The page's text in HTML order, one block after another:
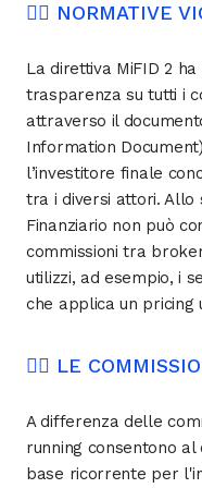
👨‍⚖️ NORMATIVE
La direttiva MiFID 2
trasparenza su tutti i
attraverso il
Information
l’investitore finale
tra i diversi attori. Allo
Finanziario non può
commissioni tra
utilizzi, ad esempio, i
che applica un pricing
🏃‍♀️ LE
A differenza delle
running consentono
base ricorrente per